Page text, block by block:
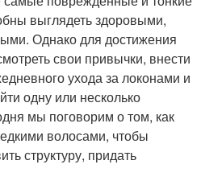
выглядеть здоровыми,
Однако для достижения
свои привычки, внести
ухода за локонами и
одну или несколько
мы поговорим о том, как
волосами, чтобы
структуру, придать